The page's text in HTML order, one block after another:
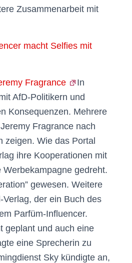
Zusammenarbeit mit
macht Selfies mit
Fragrance
In
AfD-Politikern und
Konsequenzen. Mehrere
Fragrance nach
zeigen. Wie das Portal
ihre Kooperationen mit
gedreht.
gewesen. Weitere
der ein Buch des
Parfüm-Influencer.
geplant und auch eine
eine Sprecherin zu
Sky kündigte an,